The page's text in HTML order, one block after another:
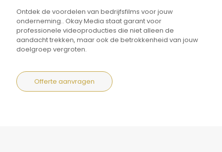
Ontdek de voordelen van bedrijfsfilms voor jouw
onderneming.. Okay Media staat garant voor
professionele videoproducties die niet alleen de
aandacht trekken, maar ook de betrokkenheid van jouw
doelgroep vergroten.
Offerte aanvragen